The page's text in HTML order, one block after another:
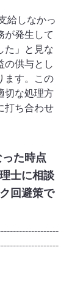
給しなかっ
が発生して
た」と見な
の供与とし
ます。この
切な処理方
打ち合わせ
た時点
士に相談
回避策で